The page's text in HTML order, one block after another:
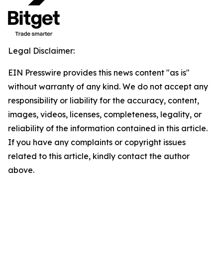
Legal Disclaimer:
EIN Presswire provides this news content "as is"
without warranty of any kind. We do not accept any
responsibility or liability for the accuracy, content,
images, videos, licenses, completeness, legality, or
reliability of the information contained in this article.
If you have any complaints or copyright issues
related to this article, kindly contact the author
above.